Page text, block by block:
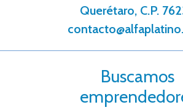
Querétaro, C.P.
Buscamos